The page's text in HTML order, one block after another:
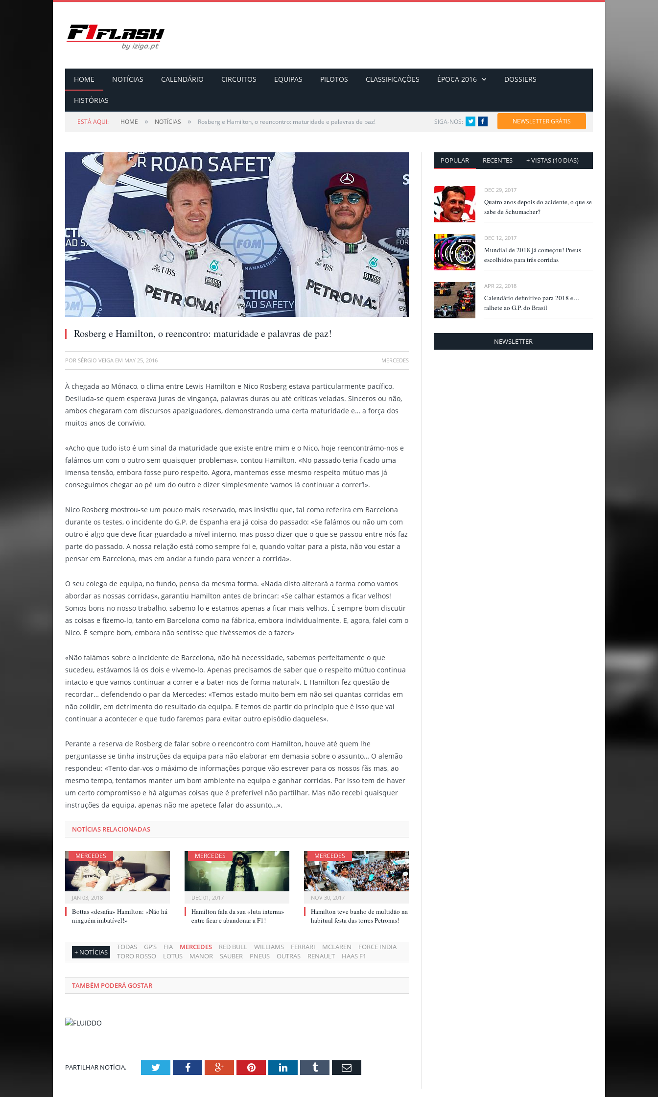
HOME NOTÍCIAS CALENDÁRIO CIRCUITOS EQUIPAS PILOTOS CLASSIFICAÇÕES ÉPOCA 2016 DOSSIERS
HISTÓRIAS
ESTÁ AQUI: HOME » NOTÍCIAS » Rosberg e Hamilton, o reencontro: maturidade e palavras de paz! SIGA-NOS: TwitterFacebook NEWSLETTER GRÁTIS
Rosberg e Hamilton, o reencontro: maturidade e palavras de paz!
POR SÉRGIO VEIGA EM MAY 25, 2016 MERCEDES
À chegada ao Mónaco, o clima entre Lewis Hamilton e Nico Rosberg estava particularmente pacífico.
Desiluda-se quem esperava juras de vingança, palavras duras ou até críticas veladas. Sinceros ou não,
ambos chegaram com discursos apaziguadores, demonstrando uma certa maturidade e… a força dos
muitos anos de convívio.
«Acho que tudo isto é um sinal da maturidade que existe entre mim e o Nico, hoje reencontrámo-nos e
falámos um com o outro sem quaisquer problemas», contou Hamilton. «No passado teria ficado uma
imensa tensão, embora fosse puro respeito. Agora, mantemos esse mesmo respeito mútuo mas já
conseguimos chegar ao pé um do outro e dizer simplesmente ‘vamos lá continuar a correr’!».
Nico Rosberg mostrou-se um pouco mais reservado, mas insistiu que, tal como referira em Barcelona
durante os testes, o incidente do G.P. de Espanha era já coisa do passado: «Se falámos ou não um com
outro é algo que deve ficar guardado a nível interno, mas posso dizer que o que se passou entre nós faz
parte do passado. A nossa relação está como sempre foi e, quando voltar para a pista, não vou estar a
pensar em Barcelona, mas em andar a fundo para vencer a corrida».
O seu colega de equipa, no fundo, pensa da mesma forma. «Nada disto alterará a forma como vamos
abordar as nossas corridas», garantiu Hamilton antes de brincar: «Se calhar estamos a ficar velhos!
Somos bons no nosso trabalho, sabemo-lo e estamos apenas a ficar mais velhos. É sempre bom discutir
as coisas e fizemo-lo, tanto em Barcelona como na fábrica, embora individualmente. E, agora, falei com o
Nico. É sempre bom, embora não sentisse que tivéssemos de o fazer»
«Não falámos sobre o incidente de Barcelona, não há necessidade, sabemos perfeitamente o que
sucedeu, estávamos lá os dois e vivemo-lo. Apenas precisamos de saber que o respeito mútuo continua
intacto e que vamos continuar a correr e a bater-nos de forma natural». E Hamilton fez questão de
recordar… defendendo o par da Mercedes: «Temos estado muito bem em não sei quantas corridas em
não colidir, em detrimento do resultado da equipa. E temos de partir do princípio que é isso que vai
continuar a acontecer e que tudo faremos para evitar outro episódio daqueles».
Perante a reserva de Rosberg de falar sobre o reencontro com Hamilton, houve até quem lhe
perguntasse se tinha instruções da equipa para não elaborar em demasia sobre o assunto… O alemão
respondeu: «Tento dar-vos o máximo de informações porque vão escrever para os nossos fãs mas, ao
mesmo tempo, tentamos manter um bom ambiente na equipa e ganhar corridas. Por isso tem de haver
um certo compromisso e há algumas coisas que é preferível não partilhar. Mas não recebi quaisquer
instruções da equipa, apenas não me apetece falar do assunto…».
NOTÍCIAS RELACIONADAS
MERCEDES
JAN 03, 2018
Bottas «desafia» Hamilton: «Não há
ninguém imbatível!»
MERCEDES
DEC 01, 2017
Hamilton fala da sua «luta interna»
entre ficar e abandonar a F1!
MERCEDES
NOV 30, 2017
Hamilton teve banho de multidão na
habitual festa das torres Petronas!
+ NOTÍCIAS
TODAS GP’S FIA MERCEDES RED BULL WILLIAMS FERRARI MCLAREN
FORCE INDIA
TORO ROSSO
LOTUS MANOR SAUBER PNEUS OUTRAS RENAULT HAAS F1
TAMBÉM PODERÁ GOSTAR
PARTILHAR NOTÍCIA. TwitterFacebookGoogle+PinterestLinkedInTumblr Email
POPULAR RECENTES + VISTAS (10 DIAS)
DEC 29, 2017
Quatro anos depois do acidente, o que se
sabe de Schumacher?
DEC 12, 2017
Mundial de 2018 já começou! Pneus
escolhidos para três corridas
APR 22, 2018
Calendário definitivo para 2018 e…
ralhete ao G.P. do Brasil
NEWSLETTER